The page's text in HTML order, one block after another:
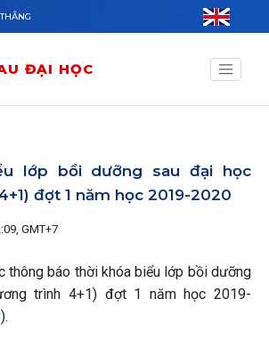
ĐẠI HỌC
lớp bồi dưỡng sau đại học
đợt 1 năm học 2019-2020
GMT+7
thông báo thời khóa biểu lớp bồi dưỡng
trình 4+1) đợt 1 năm học 2019-
).